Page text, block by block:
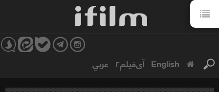
English آی‌فیلم۲ عربي